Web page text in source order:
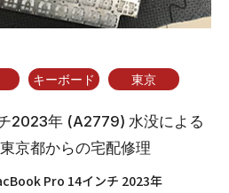
キーボード 東京
2023年 (A2779) 水没による
京都からの宅配修理
Pro 14インチ 2023年